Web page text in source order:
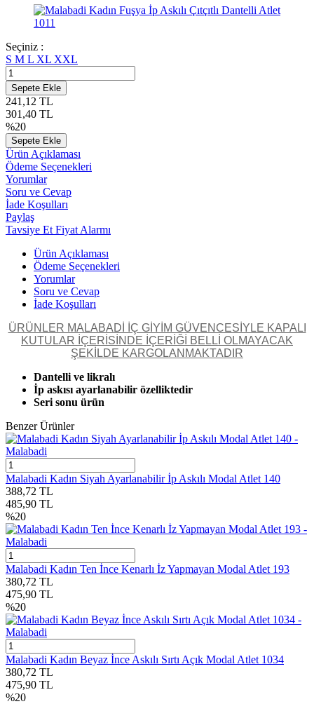
Seçiniz :
S M L XL XXL
Sepete Ekle
241,12 TL
301,40 TL
%20
Sepete Ekle
Ürün Açıklaması
Ödeme Seçenekleri
Yorumlar
Soru ve Cevap
İade Koşulları
Paylaş
Tavsiye Et Fiyat Alarmı
Ürün Açıklaması
Ödeme Seçenekleri
Yorumlar
Soru ve Cevap
İade Koşulları
ÜRÜNLER MALABADİ İÇ GİYİM GÜVENCESİYLE KAPALI
KUTULAR İÇERİSİNDE İÇERİĞİ BELLİ OLMAYACAK
ŞEKİLDE KARGOLANMAKTADIR
Dantelli ve likralı
İp askısı ayarlanabilir özelliktedir
Seri sonu ürün
Benzer Ürünler
Malabadi Kadın Siyah Ayarlanabilir İp Askılı Modal Atlet 140
388,72 TL
485,90 TL
%20
Malabadi Kadın Ten İnce Kenarlı İz Yapmayan Modal Atlet 193
380,72 TL
475,90 TL
%20
Malabadi Kadın Beyaz İnce Askılı Sırtı Açık Modal Atlet 1034
380,72 TL
475,90 TL
%20